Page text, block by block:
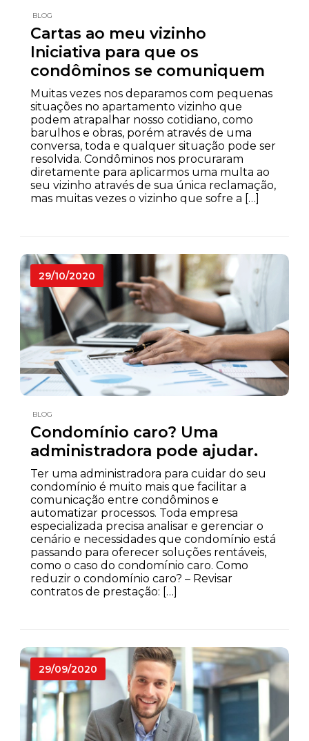
BLOG
Cartas ao meu vizinho
Iniciativa para que os
condôminos se comuniquem
Muitas vezes nos deparamos com pequenas
situações no apartamento vizinho que
podem atrapalhar nosso cotidiano, como
barulhos e obras, porém através de uma
conversa, toda e qualquer situação pode ser
resolvida. Condôminos nos procuraram
diretamente para aplicarmos uma multa ao
seu vizinho através de sua única reclamação,
mas muitas vezes o vizinho que sofre a […]
29/10/2020
BLOG
Condomínio caro? Uma
administradora pode ajudar.
Ter uma administradora para cuidar do seu
condomínio é muito mais que facilitar a
comunicação entre condôminos e
automatizar processos. Toda empresa
especializada precisa analisar e gerenciar o
cenário e necessidades que condomínio está
passando para oferecer soluções rentáveis,
como o caso do condomínio caro. Como
reduzir o condomínio caro? – Revisar
contratos de prestação: […]
29/09/2020